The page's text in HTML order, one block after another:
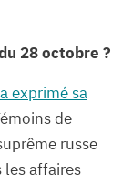
28 octobre ?
a exprimé sa
de
russe
les affaires